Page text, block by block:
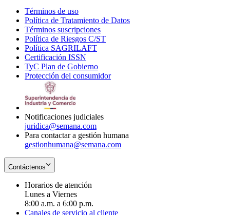
Términos de uso
in
new
window
Política de Tratamiento de Datos
Términos suscripciones
in
Política de Riesgos C/ST
Política SAGRILAFT
new
window
Certificación ISSN
in
new
TyC Plan de Gobierno
in
Protección del consumidorOpens
Notificaciones judiciales
juridica@semana.com
Para contactar a gestión humana
gestionhumana@semana.com
Contáctenos
Horarios de atención
Lunes a Viernes
8:00 a.m. a 6:00 p.m.
Canales de servicio al cliente